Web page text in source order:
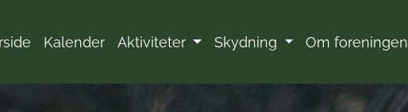
Kalender Aktiviteter Skydning Om foreningen